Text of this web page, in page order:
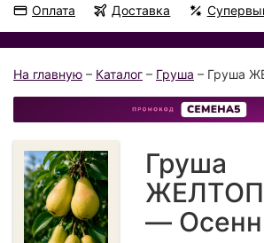
Оплата Доставка
На главную – Каталог – Груша – Груша
Груша
—